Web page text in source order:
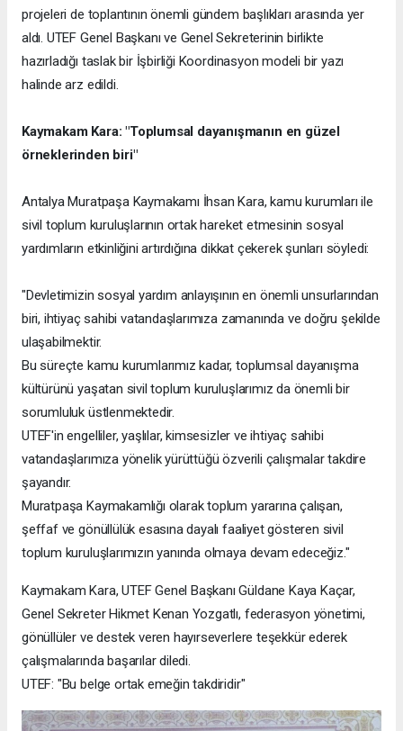
projeleri de toplantının önemli gündem başlıkları arasında yer
aldı. UTEF Genel Başkanı ve Genel Sekreterinin birlikte
hazırladığı taslak bir İşbirliği Koordinasyon modeli bir yazı
halinde arz edildi.
Kaymakam Kara: "Toplumsal dayanışmanın en güzel
örneklerinden biri"
Antalya Muratpaşa Kaymakamı İhsan Kara, kamu kurumları ile
sivil toplum kuruluşlarının ortak hareket etmesinin sosyal
yardımların etkinliğini artırdığına dikkat çekerek şunları söyledi:
"Devletimizin sosyal yardım anlayışının en önemli unsurlarından
biri, ihtiyaç sahibi vatandaşlarımıza zamanında ve doğru şekilde
ulaşabilmektir.
Bu süreçte kamu kurumlarımız kadar, toplumsal dayanışma
kültürünü yaşatan sivil toplum kuruluşlarımız da önemli bir
sorumluluk üstlenmektedir.
UTEF'in engelliler, yaşlılar, kimsesizler ve ihtiyaç sahibi
vatandaşlarımıza yönelik yürüttüğü özverili çalışmalar takdire
şayandır.
Muratpaşa Kaymakamlığı olarak toplum yararına çalışan,
şeffaf ve gönüllülük esasına dayalı faaliyet gösteren sivil
toplum kuruluşlarımızın yanında olmaya devam edeceğiz."
Kaymakam Kara, UTEF Genel Başkanı Güldane Kaya Kaçar,
Genel Sekreter Hikmet Kenan Yozgatlı, federasyon yönetimi,
gönüllüler ve destek veren hayırseverlere teşekkür ederek
çalışmalarında başarılar diledi.
UTEF: "Bu belge ortak emeğin takdiridir"